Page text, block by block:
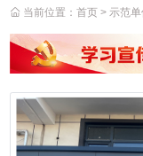
当前位置： 首页 > 示范单